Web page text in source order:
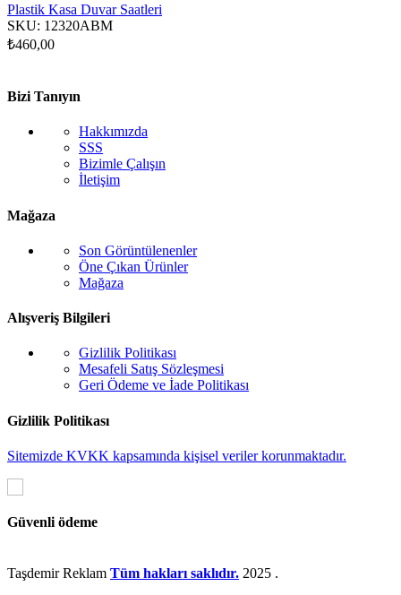
Plastik Kasa Duvar Saatleri
SKU: 12320ABM
₺460,00
Bizi Tanıyın
Hakkımızda
SSS
Bizimle Çalışın
İletişim
Mağaza
Son Görüntülenenler
Öne Çıkan Ürünler
Mağaza
Alışveriş Bilgileri
Gizlilik Politikası
Mesafeli Satış Sözleşmesi
Geri Ödeme ve İade Politikası
Gizlilik Politikası
Sitemizde KVKK kapsamında kişisel veriler korunmaktadır.
Güvenli ödeme
Taşdemir Reklam Tüm hakları saklıdır. 2025 .